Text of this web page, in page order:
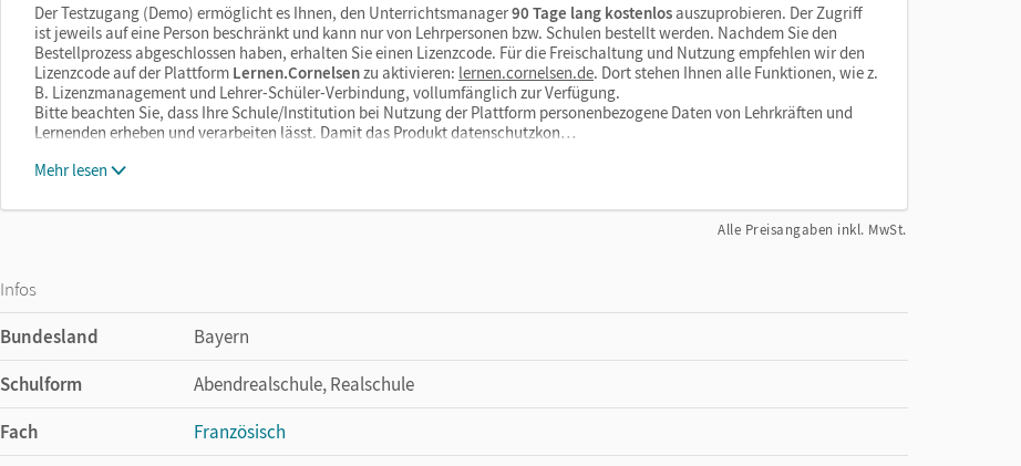
Der Testzugang (Demo) ermöglicht es Ihnen, den Unterrichtsmanager90 Tage lang kostenlosauszuprobieren. Der Zugriff
ist jeweils auf eine Person beschränkt und kann nur von Lehrpersonen bzw. Schulen bestellt werden. Nachdem Sie den
Bestellprozess abgeschlossen haben, erhalten Sie einen Lizenzcode. Für die Freischaltung und Nutzung empfehlen wir den
Lizenzcode auf der Plattform Lernen.Cornelsenzu aktivieren: lernen.cornelsen.de. Dort stehen Ihnen alle Funktionen, wie z.
B. Lizenzmanagement und Lehrer-Schüler-Verbindung, vollumfänglich zur Verfügung.
Bitte beachten Sie, dass Ihre Schule/Institution bei Nutzung der Plattform personenbezogene Daten von Lehrkräften und
Lernenden erheben und verarbeiten lässt. Damit das Produkt datenschutzkon…
Mehr lesen
Alle Preisangaben inkl. MwSt.
Infos
Bundesland
Bayern
Schulform
Abendrealschule, Realschule
Fach
Französisch